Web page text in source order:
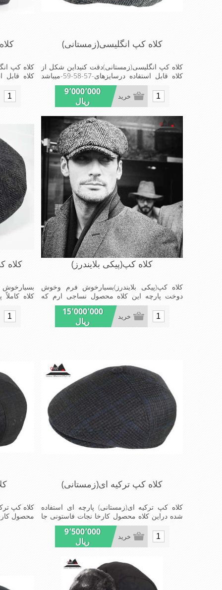
کلاه کپ انگلیسی(زمستانی)
کلاه کپ انگلیسی(زمستانی)دقت کنیداین شکل از
کلاه قابل استفاده درسایزهای-57-58-59-میباشد
ضخامت پارچه این مدل کلاه به شکلی است که
این مدل کلاه را میتوانید فقط در زمستان استفاده
کنید پارچه ای رویه کلاه به شکل ضخیم است
9٬000٬000
ریال
خرید
کلاه کپ
ضخامت
این مدل
کنید
کلاه کپ(پیکی بلایندرز)
کلاه کپ(پیکی بلایندرز)بسیارخوش فرم وخوش
دوخت پارچه این کلاه محصول نساجی ارم که
ازنخ اکریلیک تولیدشده است وجنس پارچه این
کلاه ضخامت پالتو رادارامی باشدآسترکلاه ساتن
است که شیک ومدروزسبک و راحت
15٬000٬000
ریال
خرید
کلاه
کلاه
کلاه کپ ترکیه ای(زمستانی)
کلاه کپ ترکیه ای(زمستانی) پارچه ای استفاده
شده دراین کلاه محصول کارخا نجات فاستونی جا
مه با ترکیب 45%پشم و65% نخ ترویرا است شیک
ومناسب افرادخوش پوش جنس عالی,دوخت
مناسب,سبکی,خوش فرمی از دیگرخصوصیات این
9٬500٬000
ریال
خرید
کلاه کپ
پوش